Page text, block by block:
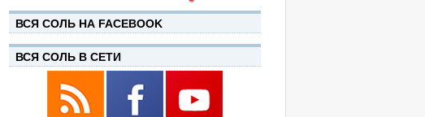
ВСЯ СОЛЬ НА FACEBOOK
ВСЯ СОЛЬ В СЕТИ